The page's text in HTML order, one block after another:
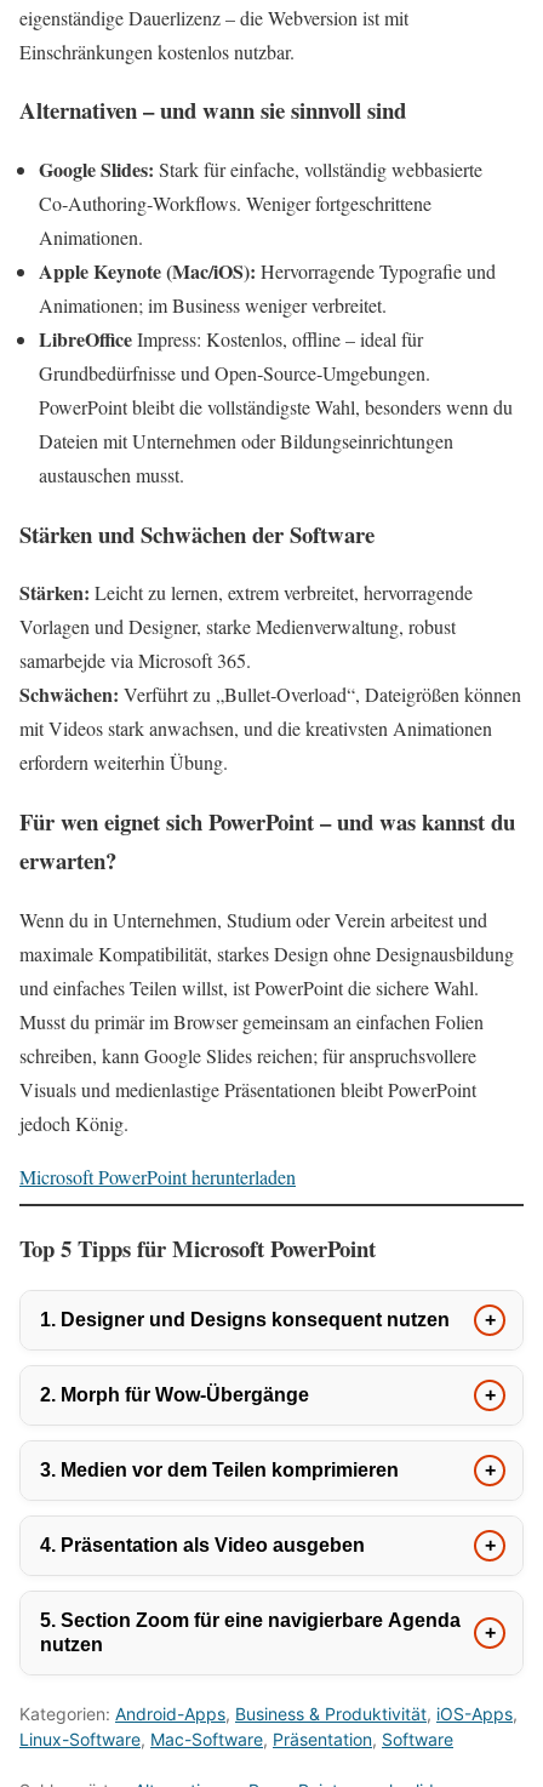
eigenständige Dauerlizenz – die Webversion ist mit
Einschränkungen kostenlos nutzbar.
Alternativen – und wann sie sinnvoll sind
Google Slides: Stark für einfache, vollständig webbasierte
Co‑Authoring‑Workflows. Weniger fortgeschrittene
Animationen.
Apple Keynote (Mac/iOS): Hervorragende Typografie und
Animationen; im Business weniger verbreitet.
LibreOfficeImpress: Kostenlos, offline – ideal für
Grundbedürfnisse und Open‑Source‑Umgebungen.
PowerPoint bleibt die vollständigste Wahl, besonders wenn du
Dateien mit Unternehmen oder Bildungseinrichtungen
austauschen musst.
Stärken und Schwächen der Software
Stärken: Leicht zu lernen, extrem verbreitet, hervorragende
Vorlagen und Designer, starke Medienverwaltung, robust
samarbejde via Microsoft 365.
Schwächen: Verführt zu „Bullet‑Overload“, Dateigrößen können
mit Videos stark anwachsen, und die kreativsten Animationen
erfordern weiterhin Übung.
Für wen eignet sich PowerPoint – und was kannst du
erwarten?
Wenn du in Unternehmen, Studium oder Verein arbeitest und
maximale Kompatibilität, starkes Design ohne Designausbildung
und einfaches Teilen willst, ist PowerPoint die sichere Wahl.
Musst du primär im Browser gemeinsam an einfachen Folien
schreiben, kann Google Slides reichen; für anspruchsvollere
Visuals und medienlastige Präsentationen bleibt PowerPoint
jedoch König.
Microsoft PowerPoint herunterladen
Top 5 Tipps für Microsoft PowerPoint
1. Designer und Designs konsequent nutzen
2. Morph für Wow‑Übergänge
3. Medien vor dem Teilen komprimieren
4. Präsentation als Video ausgeben
5. Section Zoom für eine navigierbare Agenda
nutzen
Kategorien: Android-Apps, Business & Produktivität, iOS-Apps,
Linux-Software, Mac-Software, Präsentation, Software